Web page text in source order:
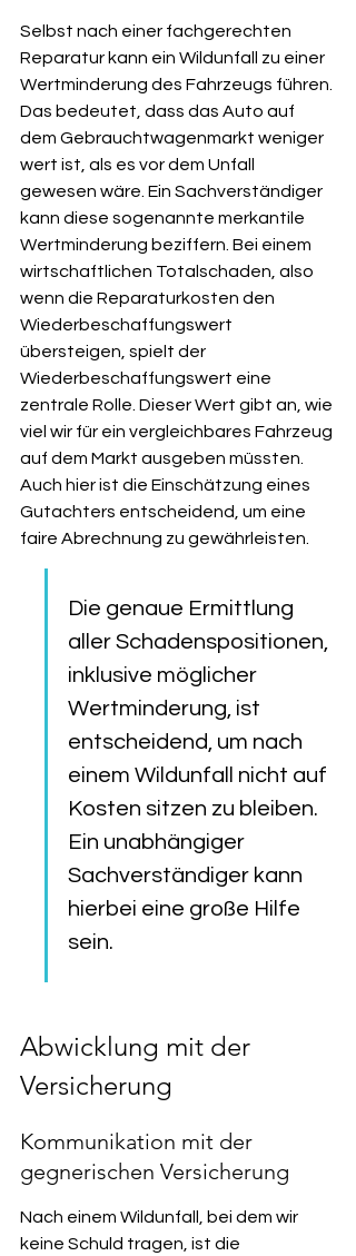
Selbst nach einer fachgerechten
Reparatur kann ein Wildunfall zu einer
Wertminderung des Fahrzeugs führen.
Das bedeutet, dass das Auto auf
dem Gebrauchtwagenmarkt weniger
wert ist, als es vor dem Unfall
gewesen wäre. Ein Sachverständiger
kann diese sogenannte merkantile
Wertminderung beziffern. Bei einem
wirtschaftlichen Totalschaden, also
wenn die Reparaturkosten den
Wiederbeschaffungswert
übersteigen, spielt der
Wiederbeschaffungswert eine
zentrale Rolle. Dieser Wert gibt an, wie
viel wir für ein vergleichbares Fahrzeug
auf dem Markt ausgeben müssten.
Auch hier ist die Einschätzung eines
Gutachters entscheidend, um eine
faire Abrechnung zu gewährleisten.
Die genaue Ermittlung
aller Schadenspositionen,
inklusive möglicher
Wertminderung, ist
entscheidend, um nach
einem Wildunfall nicht auf
Kosten sitzen zu bleiben.
Ein unabhängiger
Sachverständiger kann
hierbei eine große Hilfe
sein.
Abwicklung mit der
Versicherung
Kommunikation mit der
gegnerischen Versicherung
Nach einem Wildunfall, bei dem wir
keine Schuld tragen, ist die